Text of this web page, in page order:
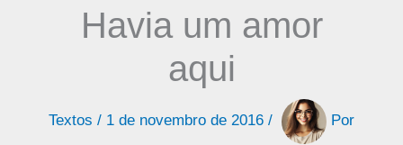
Havia um amor
aqui
Textos / 1 de novembro de 2016 /
Por